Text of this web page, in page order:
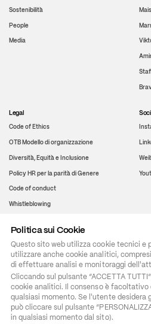
Sostenibilità
People
Media
Legal
Code of Ethics
OTB Modello di organizzazione
Diversità, Equità e Inclusione
Policy HR per la parità di Genere
Code of conduct
Whistleblowing
WeChat
Politica sui Cookie
Questo sito web utilizza cookie tecnici e
utilizzare anche cookie analitici,
di effettuare analisi e monitoraggi
Cliccando sul pulsante “ACCETTA
cookie analitici. Il consenso è facoltativo
qualsiasi momento. Se l'utente desidera
può cliccare sul pulsante
in qualsiasi momento dal sito).